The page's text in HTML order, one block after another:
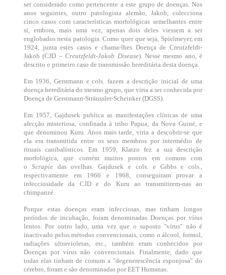
ser considerado como pertencente a este grupo de doenças. Nos
anos seguintes, outro patologista alemão, Jakob, colecciona
cinco casos com características morfológicas semelhantes entre
si, embora, mais uma vez, apenas dois deles viessem a ser
englobados nesta patologia. Como quer que seja, Spielmeyer, em
1924, junta estes casos e chama-lhes Doença de Creutzfeldt-
Jakob (CJD –Creutzfeldt-Jakob Disease). Nesse mesmo ano, é
descrito o primeiro caso de transmissão hereditária desta doença.
Em 1936, Gerstmann e cols. fazem a descrição inicial de uma
doença hereditária do mesmo grupo, que viria a ser conhecida por
Doença de Gerstmann-Sträussler-Scheinker (DGSS).
Em 1957, Gajdusek publica as manifestações clínicas de uma
afecção misteriosa, confinada à tribo Papua, da Nova Guiné, e
que denominou Kuru. Anos mais tarde, viria a descobrir-se que
ela era transmitida entre os seus membros por intermédio de
rituais canibalísticos. Em 1959, Klatzo fez a sua descrição
morfológica, que contém muitos pontos em comum com
o Scrapiedas ovelhas. Gajdusek e cols. e Gibbs e cols.,
respectivamente em 1966 e 1968, conseguiram provar a
infecciosidade da CJD e do Kuru ao transmitirem-nas ao
chimpanzé.
Porque estas doenças eram infecciosas, mas tinham longos
períodos de incubação, foram denominadas Doenças por vírus
lentos. Por outro lado, uma vez que o suposto "vírus" não é
inactivado pelos métodos convencionais, como o álcool, formol,
radiações ultravioletas, etc., também eram conhecidos por
Doenças por vírus não convencionais. Finalmente, dado que
todas elas tinham de comum a "degenerescência esponjosa" do
cérebro, foram e são denominadas por EET Humanas.